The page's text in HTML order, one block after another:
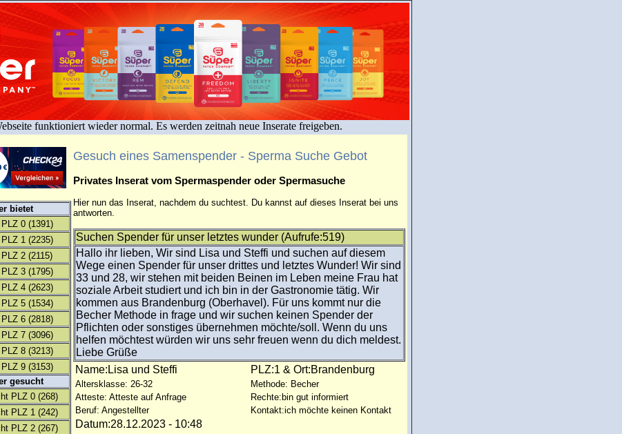
funktioniert wieder normal. Es werden zeitnah neue Inserate freigeben.
bietet
0 (1391)
1 (2235)
2 (2115)
3 (1795)
4 (2623)
5 (1534)
6 (2818)
7 (3096)
8 (3213)
9 (3153)
gesucht
PLZ 0 (268)
PLZ 1 (242)
PLZ 2 (267)
Gesuch eines Samenspender - Sperma Suche Gebot
Privates Inserat vom Spermaspender oder Spermasuche
Hier nun das Inserat, nachdem du suchtest. Du kannst auf dieses Inserat bei uns
antworten.
Suchen Spender für unser letztes wunder (Aufrufe:519)
Hallo ihr lieben, Wir sind Lisa und Steffi und suchen auf diesem
Wege einen Spender für unser drittes und letztes Wunder! Wir sind
33 und 28, wir stehen mit beiden Beinen im Leben meine Frau hat
soziale Arbeit studiert und ich bin in der Gastronomie tätig. Wir
kommen aus Brandenburg (Oberhavel). Für uns kommt nur die
Becher Methode in frage und wir suchen keinen Spender der
Pflichten oder sonstiges übernehmen möchte/soll. Wenn du uns
helfen möchtest würden wir uns sehr freuen wenn du dich meldest.
Liebe Grüße
Name:Lisa und Steffi
PLZ:1 & Ort:Brandenburg
Altersklasse: 26-32
Methode: Becher
Atteste: Atteste auf Anfrage
Rechte:bin gut informiert
Beruf: Angestellter
Kontakt:ich möchte keinen Kontakt
Datum:28.12.2023 - 10:48